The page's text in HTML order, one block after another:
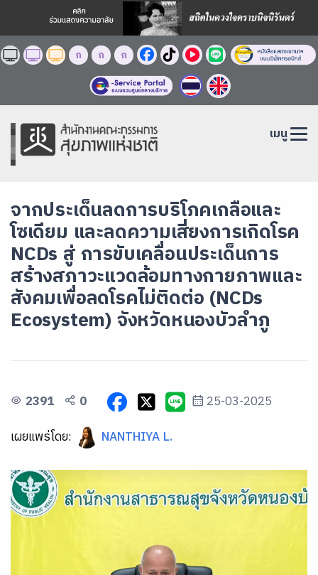
ก ก ก
เมนู
จากประเด็นลดการบริโภคเกลือและ
โซเดียม และลดความเสี่ยงการเกิดโรค
NCDs สู่ การขับเคลื่อนประเด็นการ
สร้างสภาวะแวดล้อมทางกายภาพและ
สังคมเพื่อลดโรคไม่ติดต่อ (NCDs
Ecosystem) จังหวัดหนองบัวลำภู
2391 0
25-03-2025
เผยแพร่โดย:
NANTHIYA L.